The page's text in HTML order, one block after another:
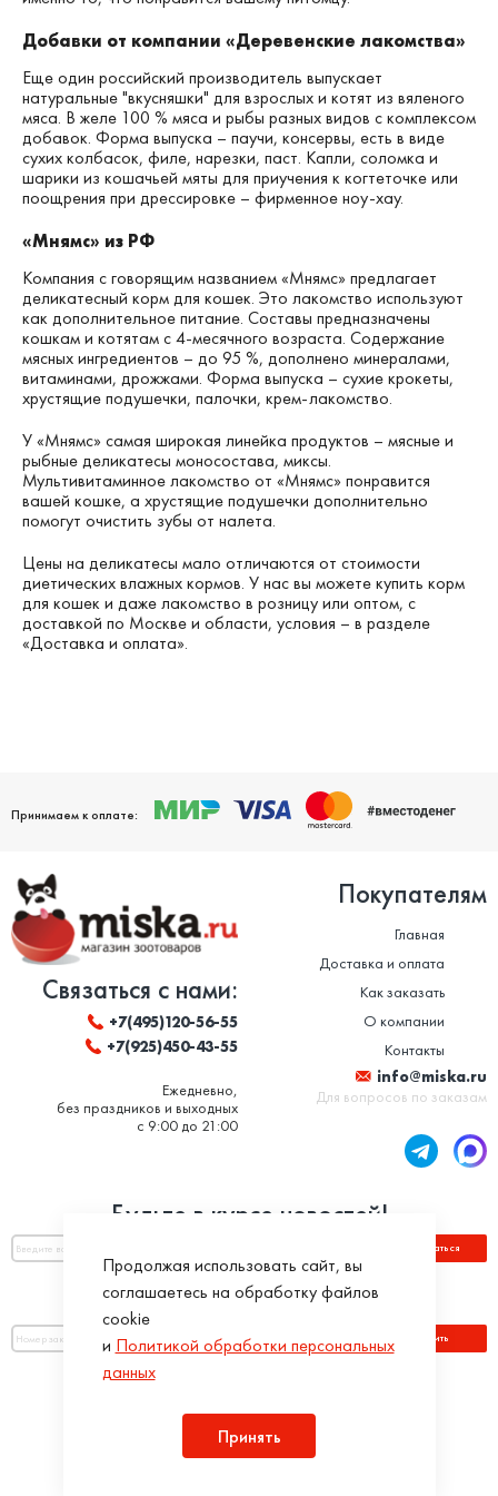
Добавки от компании «Деревенские лакомства»
Еще один российский производитель выпускает
натуральные "вкусняшки" для взрослых и котят из вяленого
мяса. В желе 100 % мяса и рыбы разных видов с комплексом
добавок. Форма выпуска – паучи, консервы, есть в виде
сухих колбасок, филе, нарезки, паст. Капли, соломка и
шарики из кошачьей мяты для приучения к когтеточке или
поощрения при дрессировке – фирменное ноу-хау.
«Мнямс» из РФ
Компания с говорящим названием «Мнямс» предлагает
деликатесный корм для кошек. Это лакомство используют
как дополнительное питание. Составы предназначены
кошкам и котятам с 4-месячного возраста. Содержание
мясных ингредиентов – до 95 %, дополнено минералами,
витаминами, дрожжами. Форма выпуска – сухие крокеты,
хрустящие подушечки, палочки, крем-лакомство.
У «Мнямс» самая широкая линейка продуктов – мясные и
рыбные деликатесы моносостава, миксы.
Мультивитаминное лакомство от «Мнямс» понравится
вашей кошке, а хрустящие подушечки дополнительно
помогут очистить зубы от налета.
Цены на деликатесы мало отличаются от стоимости
диетических влажных кормов. У нас вы можете купить корм
для кошек и даже лакомство в розницу или оптом, с
доставкой по Москве и области, условия – в разделе
«Доставка и оплата».
Принимаем к оплате:
Связаться с нами:
+7(495)120-56-55
+7(925)450-43-55
Ежедневно,
без праздников и выходных
с 9:00 до 21:00
Покупателям
Главная
Доставка и оплата
Как заказать
О компании
Контакты
info@miska.ru
Для вопросов по заказам
Будьте в курсе новостей!
Подписаться
Оплатить по номеру заказа:
Оплатить
Продолжая использовать сайт, вы
соглашаетесь на обработку файлов
cookie
и Политикой обработки персональных
данных
Принять